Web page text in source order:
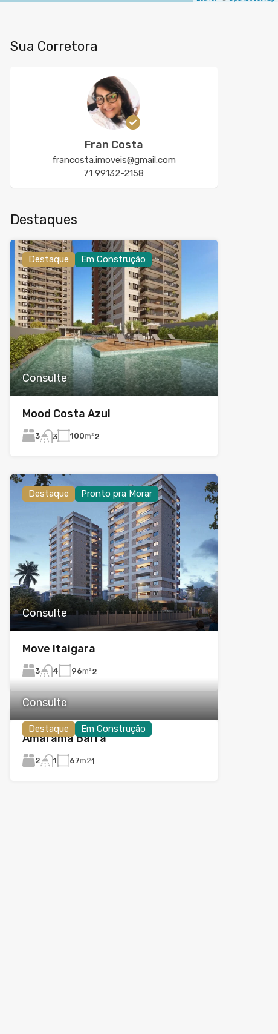
Sua Corretora
Fran Costa
francosta.imoveis@gmail.com
71 99132-2158
Destaques
Destaque Em Construção
Consulte
Mood Costa Azul
3 3 100m²2
Destaque Pronto pra Morar
Consulte
Move Itaigara
3 4 96m²2
Destaque Em Construção
Consulte
Amarama Barra
2 1 67m21